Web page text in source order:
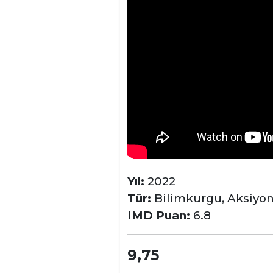
Yıl: 2022
Tür: Bilimkurgu,
IMD Puan: 6.8
9,75